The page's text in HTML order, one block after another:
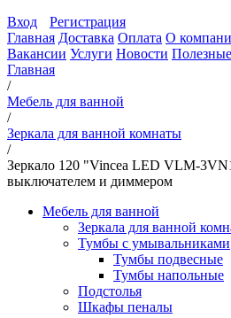
Вход
Регистрация
Главная Доставка Оплата О
Вакансии Услуги Новости
Главная
/
Мебель для ванной
/
Зеркала для ванной комнаты
/
Зеркало 120 "Vincea LED VLM-
выключателем и диммером
Мебель для ванной
Зеркала для ванной
Тумбы с умывальниками
Тумбы подвесные
Тумбы напольные
Подстолья
Шкафы пеналы